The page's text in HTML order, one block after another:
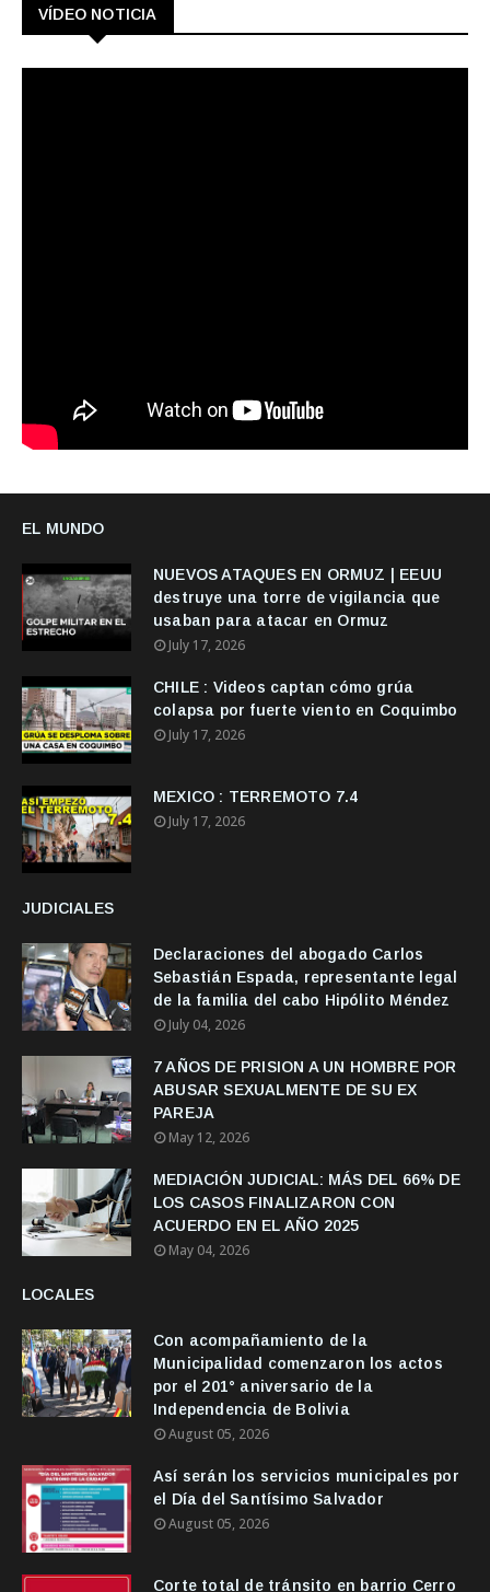
VÍDEO NOTICIA
EL MUNDO
NUEVOS ATAQUES EN ORMUZ | EEUU
destruye una torre de vigilancia que
usaban para atacar en Ormuz
July 17, 2026
CHILE : Videos captan cómo grúa
colapsa por fuerte viento en Coquimbo
July 17, 2026
MEXICO : TERREMOTO 7.4
July 17, 2026
JUDICIALES
Declaraciones del abogado Carlos
Sebastián Espada, representante legal
de la familia del cabo Hipólito Méndez
July 04, 2026
7 AÑOS DE PRISION A UN HOMBRE POR
ABUSAR SEXUALMENTE DE SU EX
PAREJA
May 12, 2026
MEDIACIÓN JUDICIAL: MÁS DEL 66% DE
LOS CASOS FINALIZARON CON
ACUERDO EN EL AÑO 2025
May 04, 2026
LOCALES
Con acompañamiento de la
Municipalidad comenzaron los actos
por el 201° aniversario de la
Independencia de Bolivia
August 05, 2026
Así serán los servicios municipales por
el Día del Santísimo Salvador
August 05, 2026
Corte total de tránsito en barrio Cerro